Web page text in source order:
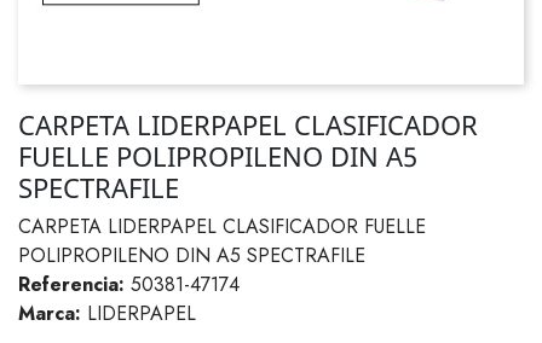
CARPETA LIDERPAPEL CLASIFICADOR
FUELLE POLIPROPILENO DIN A5
SPECTRAFILE
CARPETA LIDERPAPEL CLASIFICADOR FUELLE
POLIPROPILENO DIN A5 SPECTRAFILE
Referencia: 50381-47174
Marca: LIDERPAPEL